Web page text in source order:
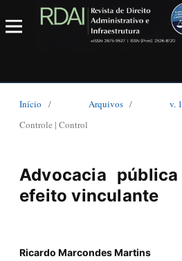
Início / Arquivos / v.
Controle | Control
Advocacia
efeito vinculante
Ricardo Marcondes Martins